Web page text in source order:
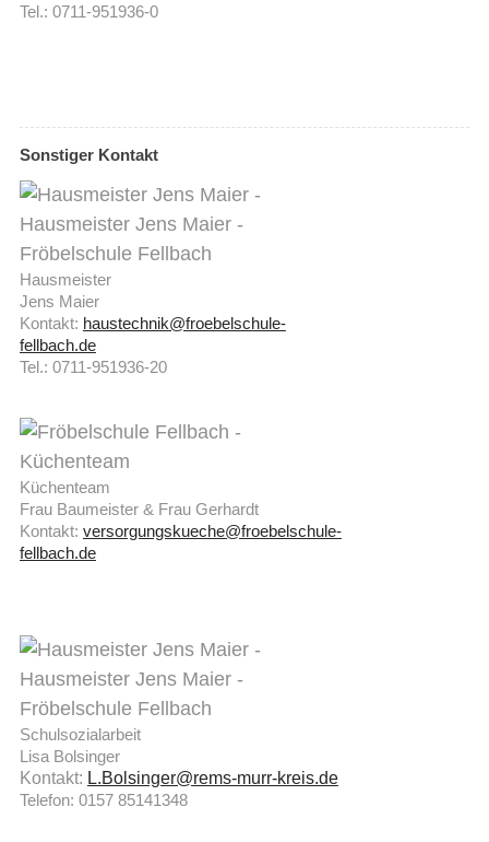
Tel.: 0711-951936-0
Sonstiger Kontakt
Hausmeister
Jens Maier
Kontakt: haustechnik@froebelschule-
fellbach.de
Tel.: 0711-951936-20
Küchenteam
Frau Baumeister & Frau Gerhardt
Kontakt: versorgungskueche@froebelschule-
fellbach.de
Schulsozialarbeit
Lisa Bolsinger
Kontakt: L.Bolsinger@rems-murr-kreis.de
Telefon: 0157 85141348